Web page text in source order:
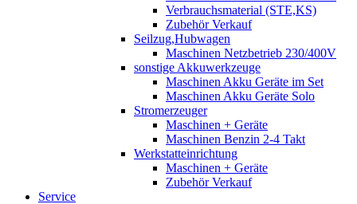
Verbrauchsmaterial (STE,KS)
Zubehör Verkauf
Seilzug,Hubwagen
Maschinen Netzbetrieb 230/400V
sonstige Akkuwerkzeuge
Maschinen Akku Geräte im Set
Maschinen Akku Geräte Solo
Stromerzeuger
Maschinen + Geräte
Maschinen Benzin 2-4 Takt
Werkstatteinrichtung
Maschinen + Geräte
Zubehör Verkauf
Service